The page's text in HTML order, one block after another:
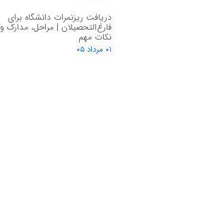
دریافت ریزنمرات دانشگاه برای
فارغ‌التحصیلان | مراحل، مدارک و
نکات مهم
۰۱ مرداد ۰۵